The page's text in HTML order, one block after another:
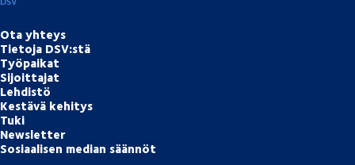
Ota yhteys
Tietoja DSV:stä
Työpaikat
Sijoittajat
Lehdistö
Kestävä kehitys
Tuki
Newsletter
Sosiaalisen median säännöt